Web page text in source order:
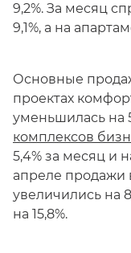
9,2%. За месяц
9,1%, а на
Основные
проектах
уменьшилась на
комплексов
5,4% за месяц и
апреле продажи
увеличились на
на 15,8%.